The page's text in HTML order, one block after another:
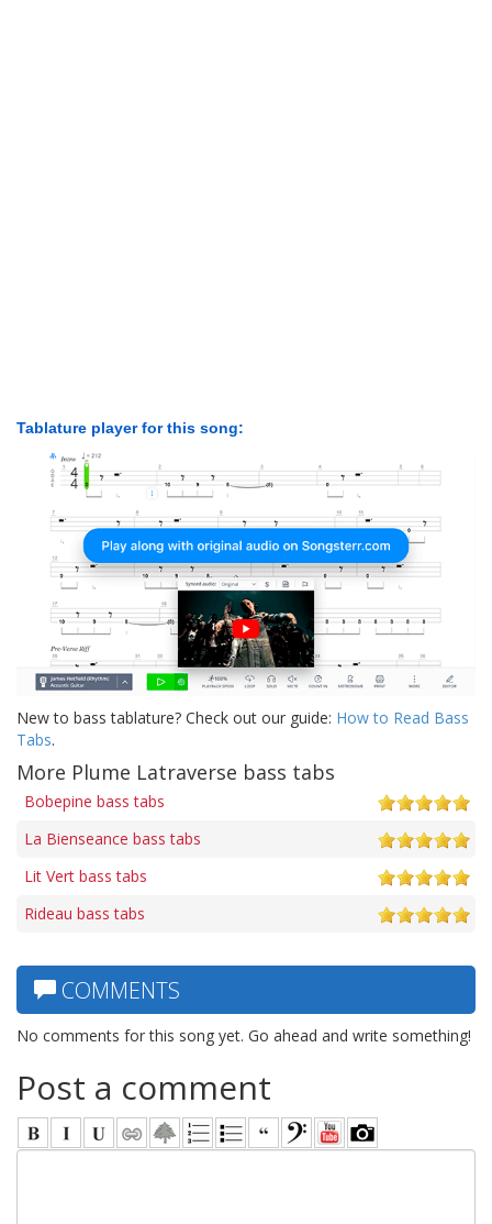
Tablature player for this song:
New to bass tablature? Check out our guide: How to Read Bass
Tabs.
More Plume Latraverse bass tabs
Bobepine bass tabs
La Bienseance bass tabs
Lit Vert bass tabs
Rideau bass tabs
COMMENTS
No comments for this song yet. Go ahead and write something!
Post a comment